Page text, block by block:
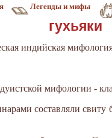
Легенды и мифы
гухьяки
индийская
мифологии -
составляли